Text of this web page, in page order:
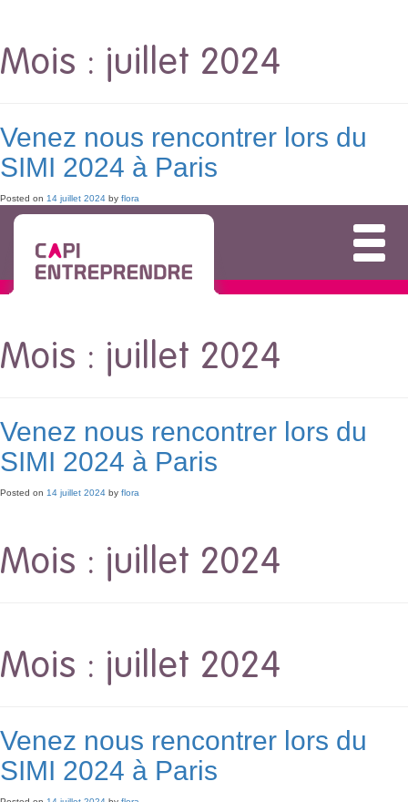
Mois : juillet 2024
Venez nous rencontrer lors du
SIMI 2024 à Paris
Posted on 14 juillet 2024 by flora
Mois : juillet 2024
Venez nous rencontrer lors du
SIMI 2024 à Paris
Posted on 14 juillet 2024 by flora
Mois : juillet 2024
Mois : juillet 2024
Venez nous rencontrer lors du
SIMI 2024 à Paris